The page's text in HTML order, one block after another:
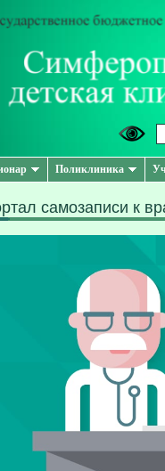
Поликлиника
самозаписи к